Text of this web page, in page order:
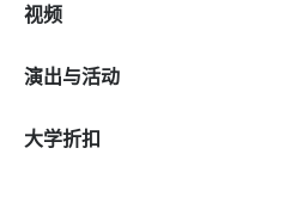
视频
演出与活动
大学折扣